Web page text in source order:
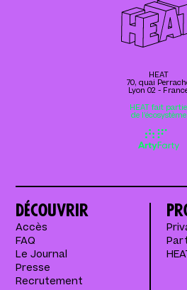
HEAT
70, quai
Lyon 02 -
HEAT fait partie
de l’écosystème
Découvrir
Accès
FAQ
Le Journal
Presse
Recrutement